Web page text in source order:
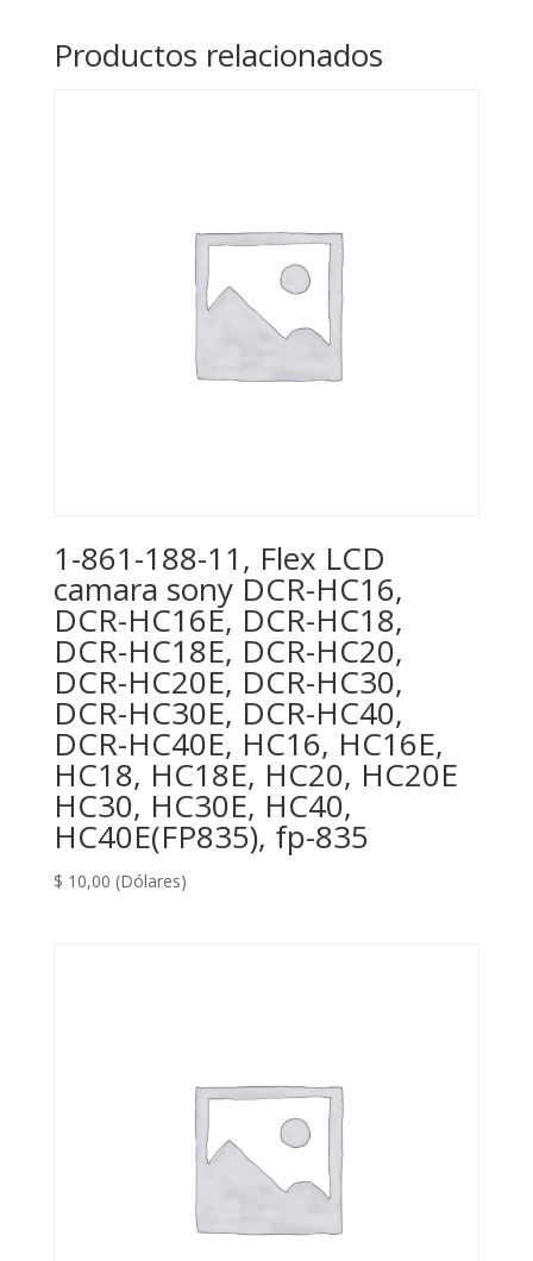
Productos relacionados
1-861-188-11, Flex LCD
camara sony DCR-HC16,
DCR-HC16E, DCR-HC18,
DCR-HC18E, DCR-HC20,
DCR-HC20E, DCR-HC30,
DCR-HC30E, DCR-HC40,
DCR-HC40E, HC16, HC16E,
HC18, HC18E, HC20, HC20E
HC30, HC30E, HC40,
HC40E(FP835), fp-835
$ 10,00 (Dólares)